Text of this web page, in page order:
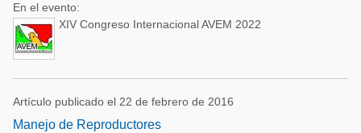
En el evento:
XIV Congreso Internacional AVEM 2022
Artículo publicado el 22 de febrero de 2016
Manejo de Reproductores